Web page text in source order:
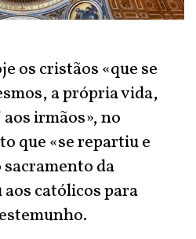
os cristãos «que se
a própria vida,
irmãos», no
que «se repartiu e
da
católicos para